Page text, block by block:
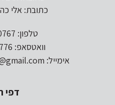
כתובת: אלי כהן 42,
טלפון: 08-675-0767
וואטסאפ: 055-980-4776
אימייל: dubitoys.conect@gmail.com
דפי